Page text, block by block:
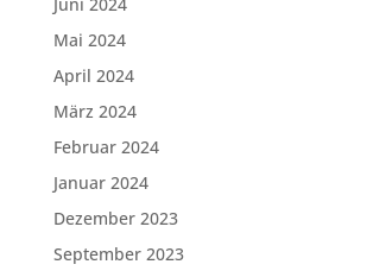
Mai 2024
April 2024
März 2024
Februar 2024
Januar 2024
Dezember 2023
September 2023